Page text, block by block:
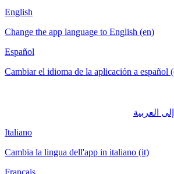
English
Change the app language to English (en)
Español
Cambiar el idioma de la aplicación a español
Italiano
Cambia la lingua dell'app in italiano (it)
Français